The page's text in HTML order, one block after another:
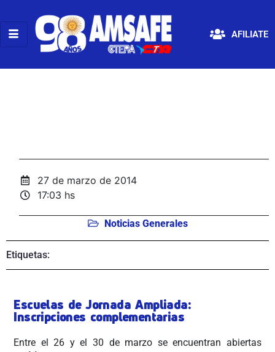
AFILIATE
27 de marzo de 2014
17:03 hs
Noticias Generales
Etiquetas:
Escuelas de Jornada Ampliada:
Inscripciones complementarias
Entre el 26 y el 30 de marzo se encuentran abiertas